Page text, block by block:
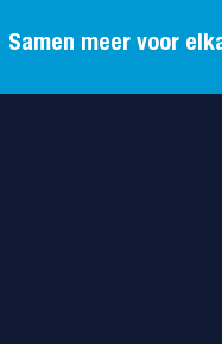
meer voor elkaar